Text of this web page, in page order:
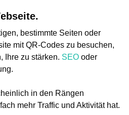
bestimmte Seiten oder
mit QR-Codes zu besuchen,
Ihre zu stärken. SEO oder
in den Rängen
mehr Traffic und Aktivität hat.